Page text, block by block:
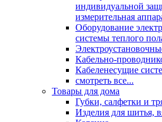
индивидуальной
измерительная
Оборудование
системы теплого
Кабельно-
Кабеленесущие
смотреть все...
Товары для дома
Губки, салфетки и
Изделия для шитья,